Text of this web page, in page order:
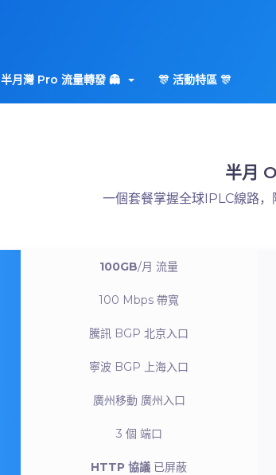
半月灣 Pro 流量轉發 👻 🎊 活動特區 🎊
半月
一個套餐掌握全球IPLC線路
100GB/月 流量
100 Mbps 帶寬
騰訊 BGP 北京入口
寧波 BGP 上海入口
廣州移動 廣州入口
3 個 端口
HTTP 協議 已屏蔽